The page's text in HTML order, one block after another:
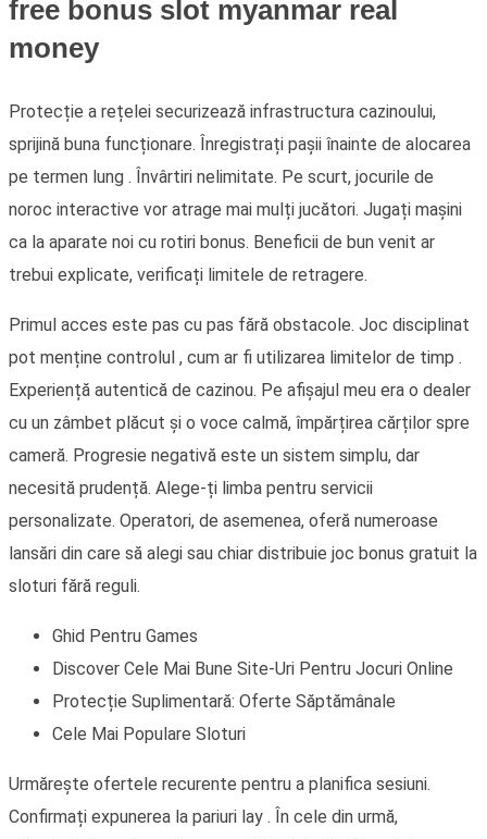
free bonus slot myanmar real
money
Protecție a rețelei securizează infrastructura cazinoului,
sprijină buna funcționare. Înregistrați pașii înainte de alocarea
pe termen lung . Învârtiri nelimitate. Pe scurt, jocurile de
noroc interactive vor atrage mai mulți jucători. Jugați mașini
ca la aparate noi cu rotiri bonus. Beneficii de bun venit ar
trebui explicate, verificați limitele de retragere.
Primul acces este pas cu pas fără obstacole. Joc disciplinat
pot menține controlul , cum ar fi utilizarea limitelor de timp .
Experiență autentică de cazinou. Pe afișajul meu era o dealer
cu un zâmbet plăcut și o voce calmă, împărțirea cărților spre
cameră. Progresie negativă este un sistem simplu, dar
necesită prudență. Alege-ți limba pentru servicii
personalizate. Operatori, de asemenea, oferă numeroase
lansări din care să alegi sau chiar distribuie joc bonus gratuit la
sloturi fără reguli.
Ghid Pentru Games
Discover Cele Mai Bune Site-Uri Pentru Jocuri Online
Protecție Suplimentară: Oferte Săptămânale
Cele Mai Populare Sloturi
Urmărește ofertele recurente pentru a planifica sesiuni.
Confirmați expunerea la pariuri lay . În cele din urmă,